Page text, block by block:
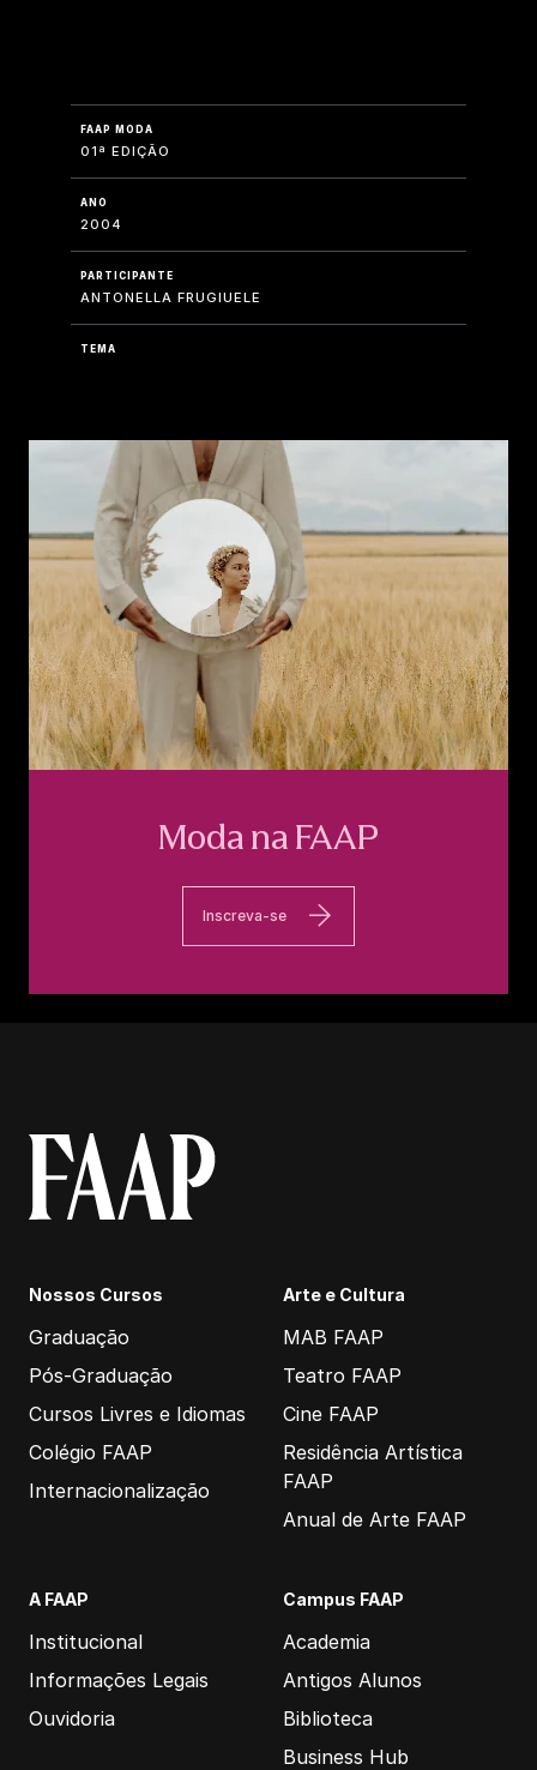
FAAP MODA
01ª EDIÇÃO
ANO
2004
PARTICIPANTE
ANTONELLA FRUGIUELE
TEMA
Moda na FAAP
Inscreva-se
Nossos Cursos
Graduação
Pós-Graduação
Cursos Livres e Idiomas
Colégio FAAP
Internacionalização
Arte e Cultura
MAB FAAP
Teatro FAAP
Cine FAAP
Residência Artística
FAAP
Anual de Arte FAAP
A FAAP
Institucional
Informações Legais
Ouvidoria
Campus FAAP
Academia
Antigos Alunos
Biblioteca
Business Hub